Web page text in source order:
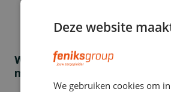
Wil jij de nieuwste
mailbox ontvangen?
Deze website
We gebruiken cookies om